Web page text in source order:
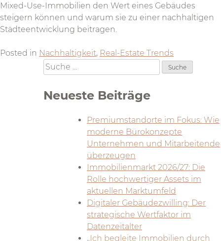
Mixed-Use-Immobilien den Wert eines Gebäudes
steigern können und warum sie zu einer nachhaltigen
Städteentwicklung beitragen.
Posted in Nachhaltigkeit, Real-Estate Trends
Suche
nach:
Neueste Beiträge
Premiumstandorte im Fokus: Wie
moderne Bürokonzepte
Unternehmen und Mitarbeitende
überzeugen
Immobilienmarkt 2026/27: Die
Rolle hochwertiger Assets im
aktuellen Marktumfeld
Digitaler Gebäudezwilling: Der
strategische Wertfaktor im
Datenzeitalter
„Ich begleite Immobilien durch